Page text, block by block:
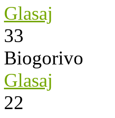
Glasaj
33
Biogorivo
Glasaj
22